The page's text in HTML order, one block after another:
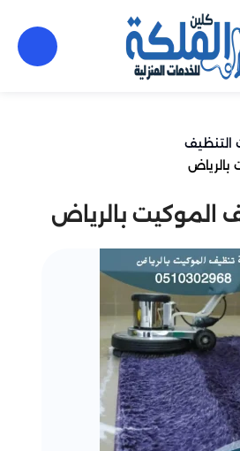
التنظيف
الموكيت بالرياض